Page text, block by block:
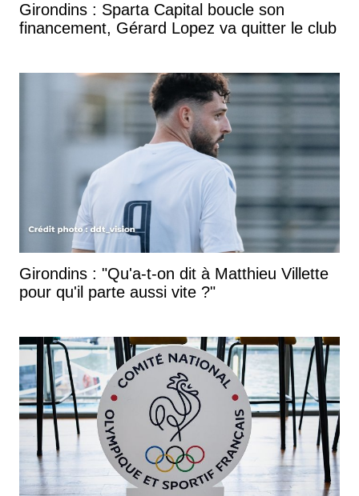
Girondins : Sparta Capital boucle son
financement, Gérard Lopez va quitter le club
Girondins : "Qu'a-t-on dit à Matthieu Villette
pour qu'il parte aussi vite ?"